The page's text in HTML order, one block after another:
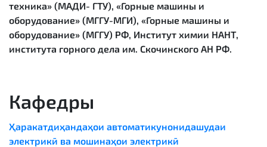
техника» (МАДИ- ГТУ), «Горные машины и
оборудование» (МГГУ-МГИ), «Горные машины и
оборудование» (МГГУ) РФ, Институт химии НАНТ,
института горного дела им. Скочинского АН РФ.
Кафедры
Ҳаракатдиҳандаҳои автоматикунонидашудаи
электрикӣ ва мошинаҳои электрикӣ